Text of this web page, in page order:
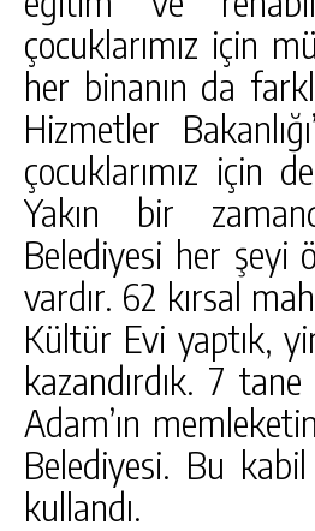
çocuklarımız için
her binanın da
Hizmetler
çocuklarımız için
Yakın bir
Belediyesi her şeyi
vardır. 62 kırsal
Kültür Evi yaptık,
kazandırdık. 7
Adam’ın
Belediyesi. Bu
kullandı.